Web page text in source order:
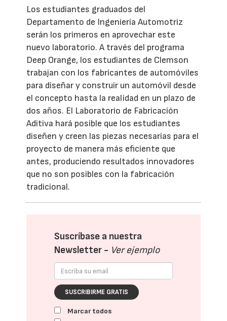
Los estudiantes graduados del
Departamento de Ingeniería Automotriz
serán los primeros en aprovechar este
nuevo laboratorio. A través del programa
Deep Orange, los estudiantes de Clemson
trabajan con los fabricantes de automóviles
para diseñar y construir un automóvil desde
el concepto hasta la realidad en un plazo de
dos años. El Laboratorio de Fabricación
Aditiva hará posible que los estudiantes
diseñen y creen las piezas necesarias para el
proyecto de manera más eficiente que
antes, produciendo resultados innovadores
que no son posibles con la fabricación
tradicional.
Suscríbase a nuestra
Newsletter - Ver ejemplo
SUSCRIBIRME GRATIS
Marcar todos